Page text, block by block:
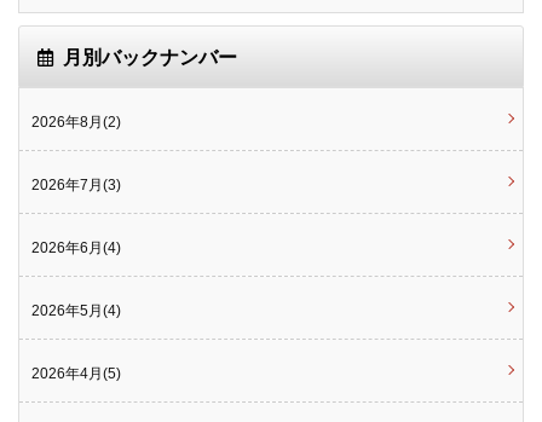
月別バックナンバー
2026年8月(2)
2026年7月(3)
2026年6月(4)
2026年5月(4)
2026年4月(5)